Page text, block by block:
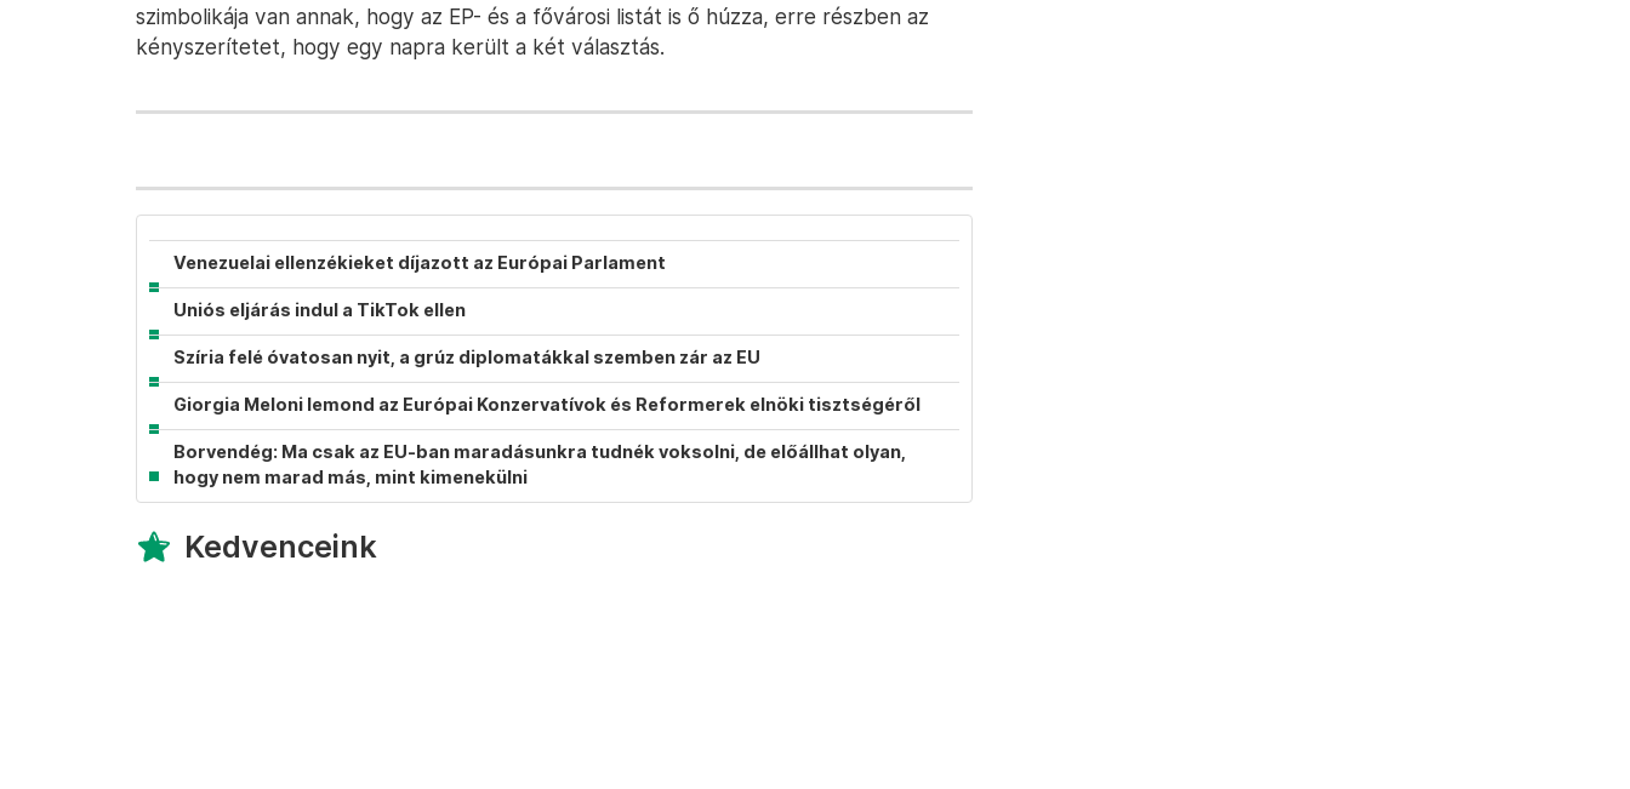
szimbolikája van annak, hogy az EP- és a fővárosi listát is ő húzza, erre részben az
kényszerítetet, hogy egy napra került a két választás.
Venezuelai ellenzékieket díjazott az Európai Parlament
Uniós eljárás indul a TikTok ellen
Szíria felé óvatosan nyit, a grúz diplomatákkal szemben zár az EU
Giorgia Meloni lemond az Európai Konzervatívok és Reformerek elnöki tisztségéről
Borvendég: Ma csak az EU-ban maradásunkra tudnék voksolni, de előállhat olyan,
hogy nem marad más, mint kimenekülni
Kedvenceink